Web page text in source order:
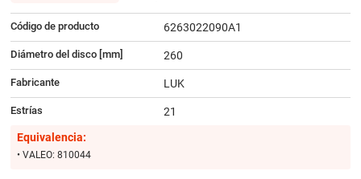
Código de producto 6263022090A1
Diámetro del disco [mm] 260
Fabricante LUK
Estrías
21
Equivalencia:
• VALEO: 810044